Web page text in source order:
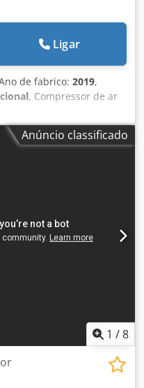
Ligar
de fabrico: 2019,
, Compressor de ar
tecnologia de
de ar totalmente
1 Classe 0. Dados
Modelo: ZA5 VSD • Ano
total: 250 kW •
8573-1 Classe 0 •
frequência WEG •
Anúncio classificado
1 /8